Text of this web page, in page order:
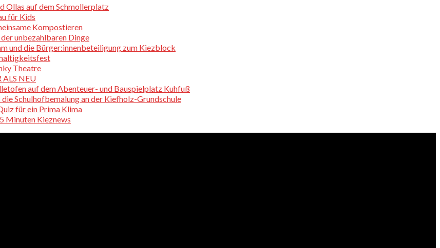
Ollas auf dem Schmollerplatz
für Kids
Kompostieren
unbezahlbaren Dinge
und die Bürger:innenbeteiligung zum Kiezblock
Theatre
ALS NEU
auf dem Abenteuer- und Bauspielplatz Kuhfuß
Schulhofbemalung an der Kiefholz-Grundschule
für ein Prima Klima
Minuten Kieznews